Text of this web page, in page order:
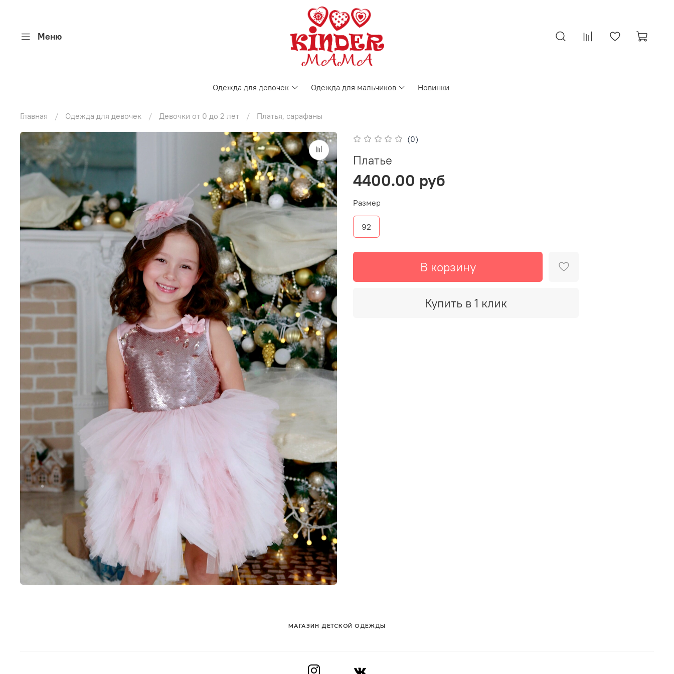
Меню
Одежда для девочек Одежда для мальчиков Новинки
Главная Одежда для девочек Девочки от 0 до 2 лет Платья, сарафаны
(0)
Платье
4400.00 руб
В корзину
Купить в 1 клик
Размер
92
МАГАЗИН ДЕТСКОЙ ОДЕЖДЫ